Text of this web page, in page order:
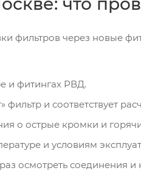
фильтров через новые
и фитингах РВД.
и соответствует
о острые кромки и
и условиям
осмотреть соединения и